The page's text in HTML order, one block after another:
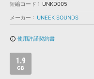
効果音 »
BGM »
お問い合わせ »
ランキング
短縮コード
UNKD005
メーカー
UNEEK SOUNDS
info_outline 使用許諾契約書
1.9
GB